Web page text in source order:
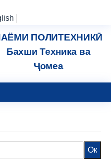
ПОЛИТЕХНИКӢ
Бахши Техника ва
Ҷомеа
Ок